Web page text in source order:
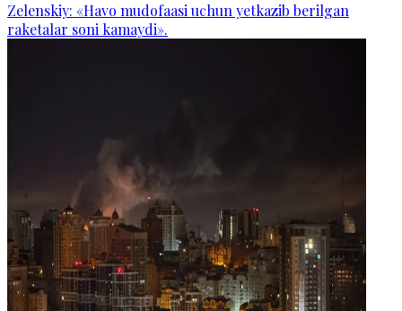
Zelenskiy: «Havo mudofaasi uchun yetkazib berilgan
raketalar soni kamaydi».